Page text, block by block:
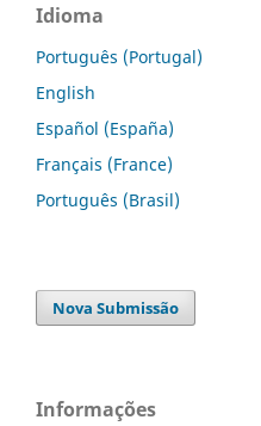
Idioma
Português (Portugal)
English
Español (España)
Français (France)
Português (Brasil)
Nova Submissão
Informações